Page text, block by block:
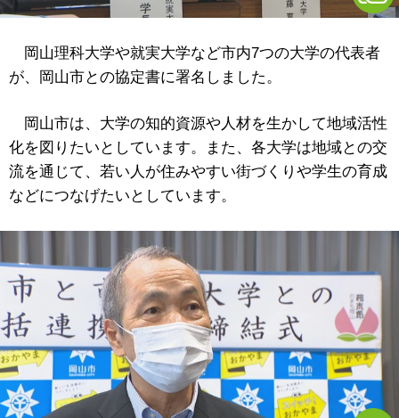
岡山理科大学や就実大学など市内7つの大学の代表者
が、岡山市との協定書に署名しました。
岡山市は、大学の知的資源や人材を生かして地域活性
化を図りたいとしています。また、各大学は地域との交
流を通じて、若い人が住みやすい街づくりや学生の育成
などにつなげたいとしています。